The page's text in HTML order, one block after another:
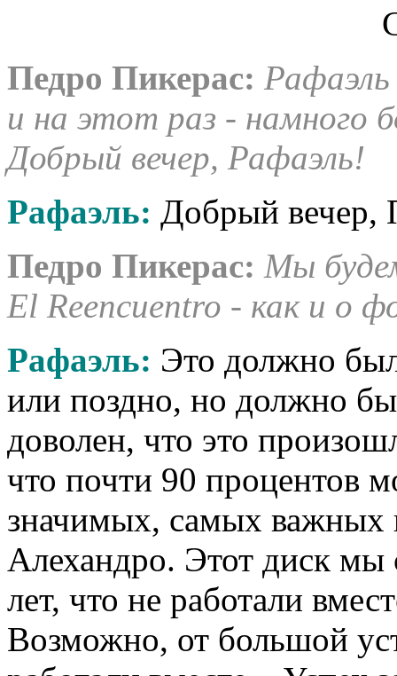
Педро Пикерас:
и на этот раз - намного
Добрый вечер, Рафаэль!
Рафаэль: Добрый вечер,
Педро Пикерас: Мы
El Reencuentro - как и о
Рафаэль: Это должно
или поздно, но должно
доволен, что это
что почти 90 процентов
значимых, самых
Алехандро. Этот диск мы
лет, что не работали
Возможно, от большой